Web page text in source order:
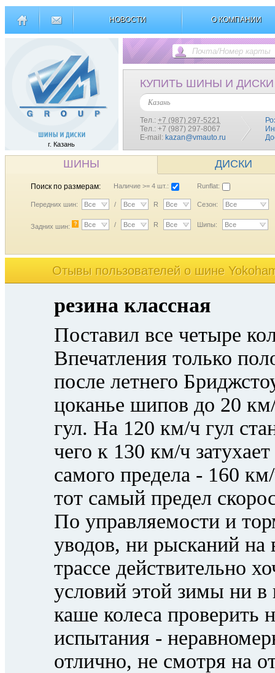
НОВОСТИ О КОМПАНИИ
г. Казань
КУПИТЬ ШИНЫ И ДИСКИ
Казань
Тел.: +7 (987) 297-5221
Тел.: +7 (987) 297-8067
E-mail: kazan@vmauto.ru
ШИНЫ ДИСКИ
Поиск по размерам: Наличие >= 4 шт.: Runflat:
Передних шин: Все / Все R Все Сезон: Все
Задних шин: ? Все / Все R Все Шипы: Все
Отывы пользователей o шине
резина классная
Поставил все четыре
Впечатления только
после летнего
цоканье шипов до 20
гул. На 120 км/ч гул
чего к 130 км/ч
самого предела - 160
тот самый предел
По управляемости и
уводов, ни рысканий на
трассе действительно
условий этой зимы ни в
каше колеса проверить
испытания -
отлично, не смотря на